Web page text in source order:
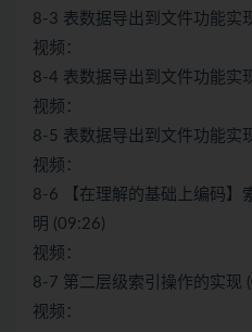
8-3 表数据导出到文件功能实
视频：
8-4 表数据导出到文件功能实
视频：
8-5 表数据导出到文件功能实
视频：
8-6 【在理解的基础上编码】
明 (09:26)
视频：
8-7 第二层级索引操作的实现
视频：